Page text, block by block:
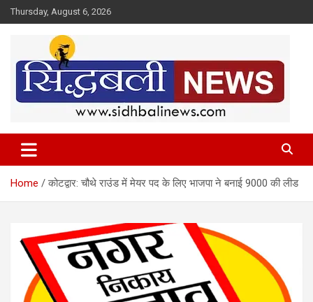
Skip
to
Thursday, August 6, 2026
Sidhbali News
Home कोटद्वार: चौथे राउंड में मेयर पद के लिए भाजपा ने बनाई 9000 की लीड